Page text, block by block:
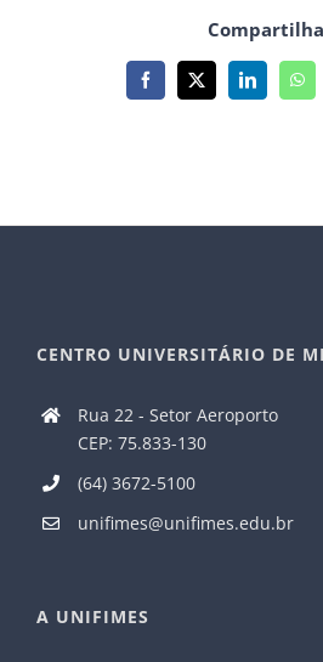
Facebook
X LinkedIn
CENTRO UNIVERSITÁRIO DE
Rua 22 - Setor Aeroporto
CEP: 75.833-130
(64) 3672-5100
unifimes@unifimes.edu.br
A UNIFIMES